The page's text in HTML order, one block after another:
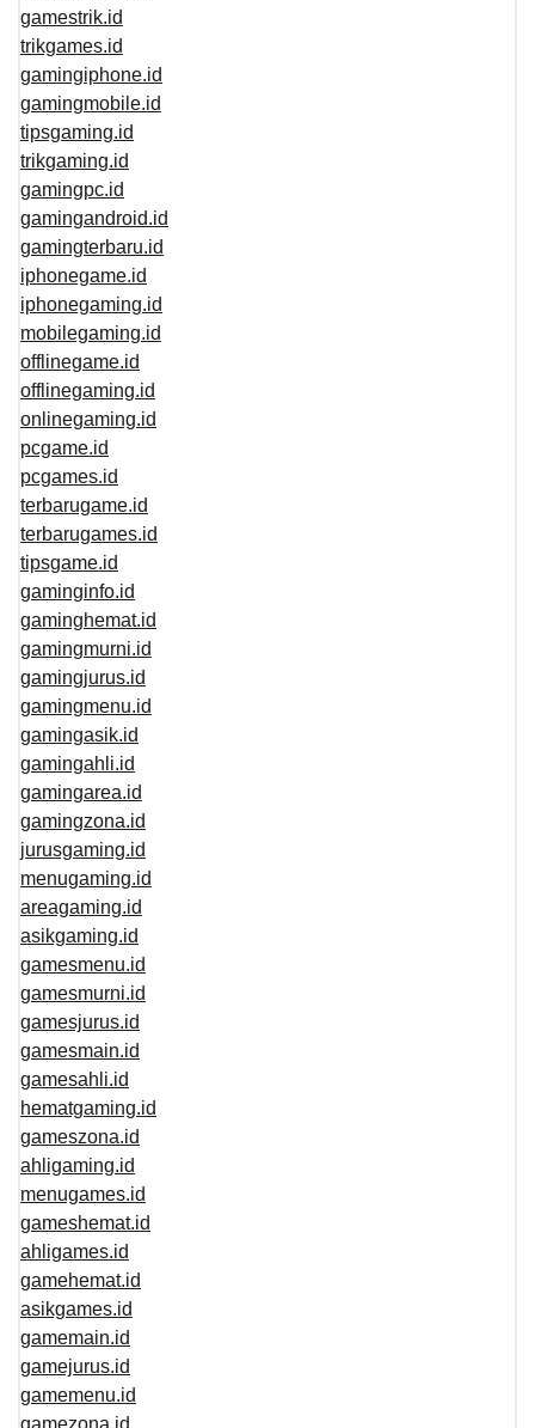
gamestrik.id
trikgames.id
gamingiphone.id
gamingmobile.id
tipsgaming.id
trikgaming.id
gamingpc.id
gamingandroid.id
gamingterbaru.id
iphonegame.id
iphonegaming.id
mobilegaming.id
offlinegame.id
offlinegaming.id
onlinegaming.id
pcgame.id
pcgames.id
terbarugame.id
terbarugames.id
tipsgame.id
gaminginfo.id
gaminghemat.id
gamingmurni.id
gamingjurus.id
gamingmenu.id
gamingasik.id
gamingahli.id
gamingarea.id
gamingzona.id
jurusgaming.id
menugaming.id
areagaming.id
asikgaming.id
gamesmenu.id
gamesmurni.id
gamesjurus.id
gamesmain.id
gamesahli.id
hematgaming.id
gameszona.id
ahligaming.id
menugames.id
gameshemat.id
ahligames.id
gamehemat.id
asikgames.id
gamemain.id
gamejurus.id
gamemenu.id
gamezona.id